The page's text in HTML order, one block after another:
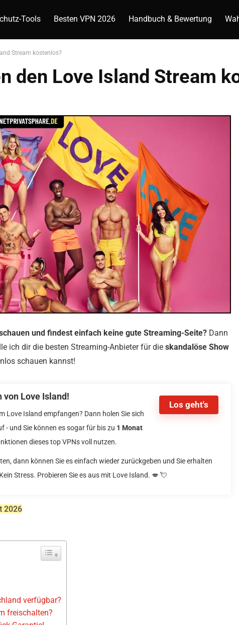
Tools Besten VPN 2026 Handbuch & Bewertung
Stream kostenlos?
den Love Island Stream
und findest einfach keine gute Streaming-Seite? Dann
ich dir die besten Streaming-Anbieter für die skandalöse Show
schauen kannst!
Los geht's
von Love Island!
Love Island empfangen? Dann holen Sie sich
- und Sie können es sogar für bis zu 1 Monat
dieses top VPNs voll nutzen.
dann können Sie es einfach wieder zurückgeben und Sie erhalten
Stress. Probieren Sie es aus mit Love Island. 💋 💘
2026
verfügbar?
freischalten?